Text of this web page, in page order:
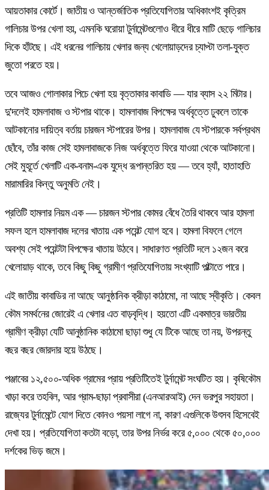
আয়তাকার কোর্টে। জাতীয় ও আন্তর্জাতিক প্রতিযোগিতার অধিকাংশই কৃত্রিম
গালিচার উপর খেলা হয়, এমনকি ঘরোয়া টুর্নামেন্টগুলোও ধীরে ধীরে মাটি ছেড়ে গালিচার
দিকে হাঁটছে। এই ধরনের গালিচায় খেলার জন্য খেলোয়াড়দের চ্যাপ্টা তলা-যুক্ত
জুতো পরতে হয়।
তবে আজও গোলাকার পিচে খেলা হয় বৃত্তাকার কাবাডি — যার ব্যাস ২২ মিটার।
দু'দলেই হামলাবাজ ও স্টপার থাকে। হামলাবাজ বিপক্ষের অর্ধবৃত্তে ঢুকলে তাকে
আটকানোর দায়িত্ব বর্তায় চারজন স্টপারের উপর। হামলাবাজ যে স্টপারকে সর্বপ্রথম
ছোঁবে, তাঁর কাজ সেই হামলাবাজকে নিজ অর্ধবৃত্তে ফিরে যাওয়া থেকে আটকানো।
সেই মুহূর্তে খেলাটি এক-বনাম-এক যুদ্ধে রূপান্তরিত হয় — তবে হ্যাঁ, হাতাহাতি
মারামারির কিন্তু অনুমতি নেই।
প্রতিটি হামলার নিয়ম এক — চারজন স্টপার কোমর বেঁধে তৈরি থাকবে আর হামলা
সফল হলে হামলাবাজ দলের খাতায় এক পয়েন্ট যোগ হবে। হামলা বিফলে গেলে
অবশ্য সেই পয়েন্টটা বিপক্ষের খাতায় উঠবে। সাধারণত প্রতিটি দলে ১২জন করে
খেলোয়াড় থাকে, তবে কিছু কিছু গ্রামীণ প্রতিযোগিতায় সংখ্যাটি পাল্টাতে পারে।
এই জাতীয় কাবাডির না আছে আনুষ্ঠানিক ক্রীড়া কাঠামো, না আছে স্বীকৃতি। কেবল
কৌম সমর্থনের জোরেই এ খেলার এত বাড়বৃদ্ধি। হয়তো এটি একমাত্র ভারতীয়
গ্রামীণ ক্রীড়া যেটি আনুষ্ঠানিক কাঠামো ছাড়া শুধু যে টিকে আছে তা নয়, উপরন্তু
বছর বছর জোরদার হয়ে উঠছে।
পঞ্জাবের ১২,৫০০-অধিক গ্রামের প্রায় প্রতিটিতেই টুর্নামেন্ট সংঘটিত হয়। কৃষিকৌম
খাড়া করে তহবিল, আর গ্রাম-ছাড়া প্রবাসীরা (এনআরআই) দেন ভরপুর সহায়তা।
রাজ্যের টুর্নামেন্টে যোগ দিতে কোনও পয়সা লাগে না, কারণ এগুলিকে উৎসব হিসেবেই
দেখা হয়। প্রতিযোগিতা কতটা বড়ো, তার উপর নির্ভর করে ৫,০০০ থেকে ৫০,০০০
দর্শকের ভিড় জমে।